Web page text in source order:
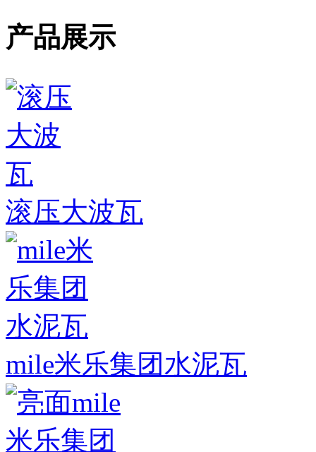
产品展示
滚压大波瓦
mile米乐集团水泥瓦